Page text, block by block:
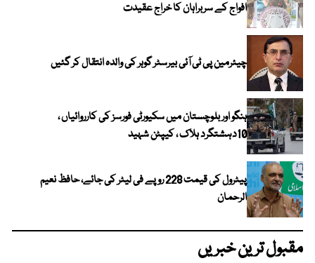
افواج کے سربراہان کا خراج عقیدت
چیئرمین پی ٹی آئی بیرسٹر گوہر کی والدہ انتقال کر گئیں
ہنگو اور بلوچستان میں سکیورٹی فورسز کی کارروائیاں ،
10دہشتگرد ہلاک ، کیپٹن شہید
پیٹرول کی قیمت 228 روپے فی لیٹر کی جائے، حافظ نعیم
الرحمان
مقبول ترین خبریں